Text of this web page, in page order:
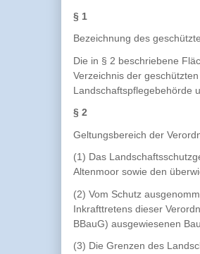
§ 1
Bezeichnung des
Die in § 2 beschriebene
Verzeichnis der
Landschaftspflegebehörde
§ 2
Geltungsbereich der
(1) Das
Altenmoor sowie den
(2) Vom Schutz
Inkrafttretens dieser
BBauG) ausgewiesenen
(3) Die Grenzen des